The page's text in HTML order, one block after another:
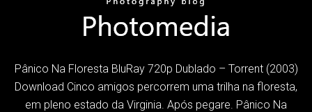
Pânico Na Floresta BluRay 720p Dublado – Torrent (2003)
Download Cinco amigos percorrem uma trilha na floresta,
em pleno estado da Virginia. Após pegare. Pânico Na